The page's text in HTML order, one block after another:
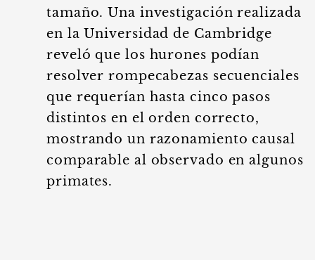
tamaño. Una investigación realizada
en la Universidad de Cambridge
reveló que los hurones podían
resolver rompecabezas secuenciales
que requerían hasta cinco pasos
distintos en el orden correcto,
mostrando un razonamiento causal
comparable al observado en algunos
primates.